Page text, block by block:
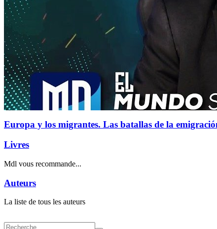
Europa y los migrantes. Las batallas de la
Livres
Mdl vous recommande...
Auteurs
La liste de tous les auteurs